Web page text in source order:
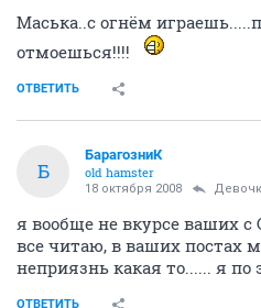
Маська..с огнём
отмоешься!!!!
ОТВЕТИТЬ
Б
БарагозниК
old hamster
18 октября 2008
я вообще не вкурсе ваших
все читаю, в ваших постах
неприязнь какая то...... я по
ОТВЕТИТЬ